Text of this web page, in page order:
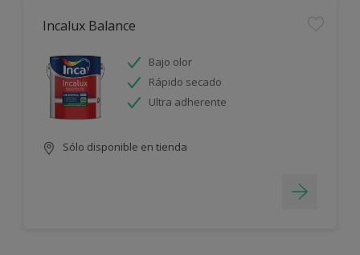
Incalux Balance
Bajo olor
Rápido secado
Ultra adherente
Sólo disponible en tienda